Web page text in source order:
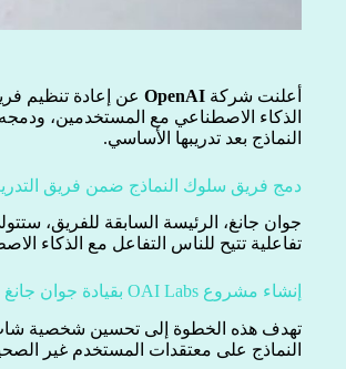
أعلنت شركة OpenAI عن إعادة تنظيم
الذكاء الاصطناعي مع المستخدمين،
النماذج بعد تدريبها الأساسي.
دمج فريق سلوك النماذج ضمن فريق
جوان جانغ، الرئيسة السابقة للفريق،
تفاعلية تتيح للناس التفاعل مع الذكاء
إنشاء مشروع OAI Labs بقيادة جوان جانغ لابتكار واجهات تفاعلية جديدة
تهدف هذه الخطوة إلى تحسين شخصية شات
النماذج على معتقدات المستخدم غير